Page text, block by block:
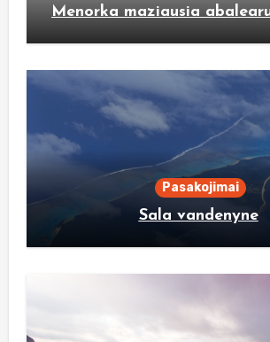
Menorka maziausia
Pasakojimai
Sala vandenyne